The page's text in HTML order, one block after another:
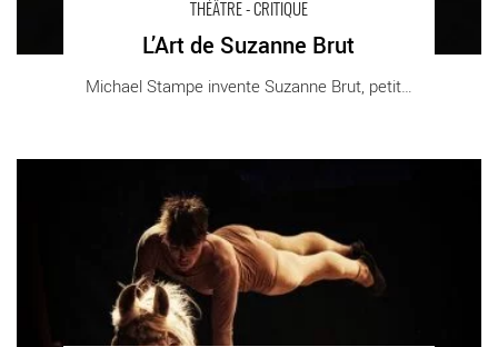
THÉÂTRE - CRITIQUE
L’Art de Suzanne Brut
Michael Stampe invente Suzanne Brut, petite [...]
Théâtre Antony Théâtre Firmin Gémier – La Piscine